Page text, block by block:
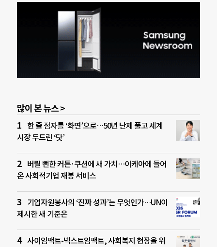
많이 본 뉴스 >
한 줄 점자를 ‘화면’으로…50년 난제 풀고 세계
시장 두드린 ‘닷’
버릴 뻔한 커튼·쿠션에 새 가치…이케아에 들어
온 사회적기업 재봉 서비스
기업자원봉사의 ‘진짜 성과’는 무엇인가…UN이
제시한 새 기준은
사이임팩트-넥스트임팩트, 사회복지 현장을 위